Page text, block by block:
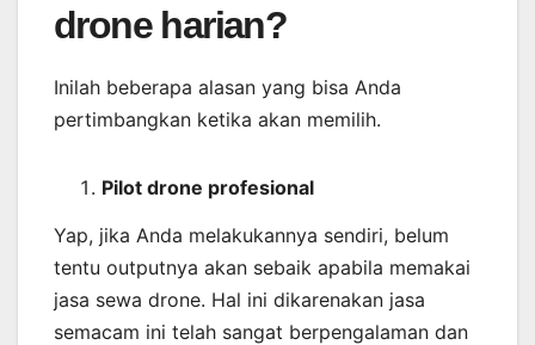
drone harian?
Inilah beberapa alasan yang bisa Anda
pertimbangkan ketika akan memilih.
Pilot drone profesional
Yap, jika Anda melakukannya sendiri, belum
tentu outputnya akan sebaik apabila memakai
jasa sewa drone. Hal ini dikarenakan jasa
semacam ini telah sangat berpengalaman dan